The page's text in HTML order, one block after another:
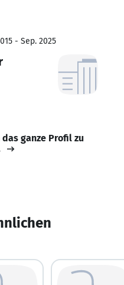
- Sep. 2025
ganze Profil zu